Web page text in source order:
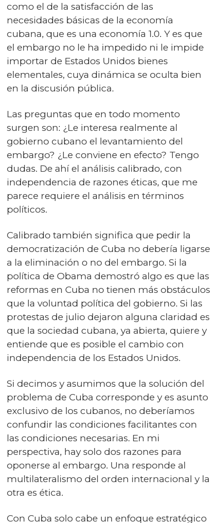
como el de la satisfacción de las
necesidades básicas de la economía
cubana, que es una economía 1.0. Y es que
el embargo no le ha impedido ni le impide
importar de Estados Unidos bienes
elementales, cuya dinámica se oculta bien
en la discusión pública.
Las preguntas que en todo momento
surgen son: ¿Le interesa realmente al
gobierno cubano el levantamiento del
embargo? ¿Le conviene en efecto? Tengo
dudas. De ahí el análisis calibrado, con
independencia de razones éticas, que me
parece requiere el análisis en términos
políticos.
Calibrado también significa que pedir la
democratización de Cuba no debería ligarse
a la eliminación o no del embargo. Si la
política de Obama demostró algo es que las
reformas en Cuba no tienen más obstáculos
que la voluntad política del gobierno. Si las
protestas de julio dejaron alguna claridad es
que la sociedad cubana, ya abierta, quiere y
entiende que es posible el cambio con
independencia de los Estados Unidos.
Si decimos y asumimos que la solución del
problema de Cuba corresponde y es asunto
exclusivo de los cubanos, no deberíamos
confundir las condiciones facilitantes con
las condiciones necesarias. En mi
perspectiva, hay solo dos razones para
oponerse al embargo. Una responde al
multilateralismo del orden internacional y la
otra es ética.
Con Cuba solo cabe un enfoque estratégico